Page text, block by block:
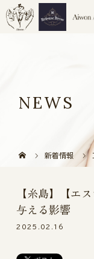
NEWS
新着情報
【糸島】【エ
与える影響
2025.02.16